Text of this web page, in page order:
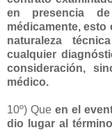
en presencia de
médicamente,
naturaleza
cualquier
consideración,
médico.
10º) Que en el
dio lugar al